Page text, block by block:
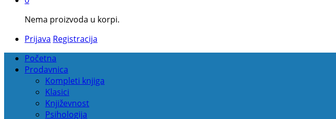
Nema proizvoda u korpi.
Prijava Registracija
Početna
Prodavnica
Kompleti knjiga
Klasici
Književnost
Psihologija